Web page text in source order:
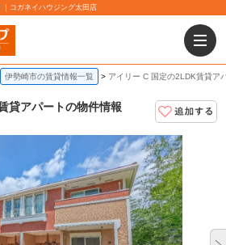
コガネイハウジング太田店
伊勢崎市の賃貸情報一覧 アイリー C 国定の2LDK賃貸ア
貸アパートの物件情報